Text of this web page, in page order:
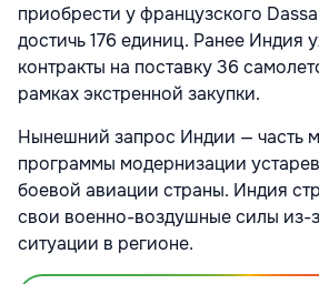
приобрести у французского
достичь 176 единиц. Ранее Индия
контракты на поставку 36
рамках экстренной закупки.
Нынешний запрос Индии — часть
программы модернизации
боевой авиации страны. Индия
свои военно-воздушные силы из-
ситуации в регионе.